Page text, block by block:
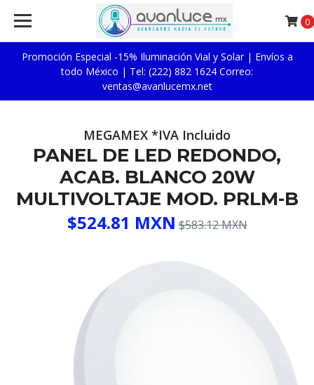
Promoción Especial -15% Iluminación Vial y Solar | Envíos a
todo México | Tel: (222) 882 1624 Correo:
ventas@avanlucemx.net
0
MEGAMEX *IVA Incluido
PANEL DE LED REDONDO,
ACAB. BLANCO 20W
MULTIVOLTAJE MOD. PRLM-B
$524.81 MXN $583.12 MXN